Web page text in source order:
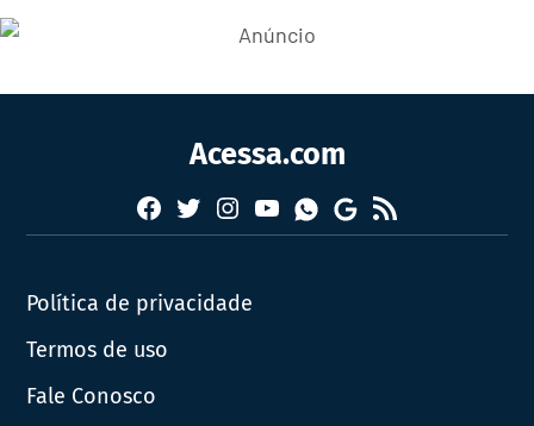
Acessa.com
Facebook
TwitterInstagram
YouTubeWhatsapp
Google
News
RSS
Política de privacidade
Termos de uso
Fale Conosco